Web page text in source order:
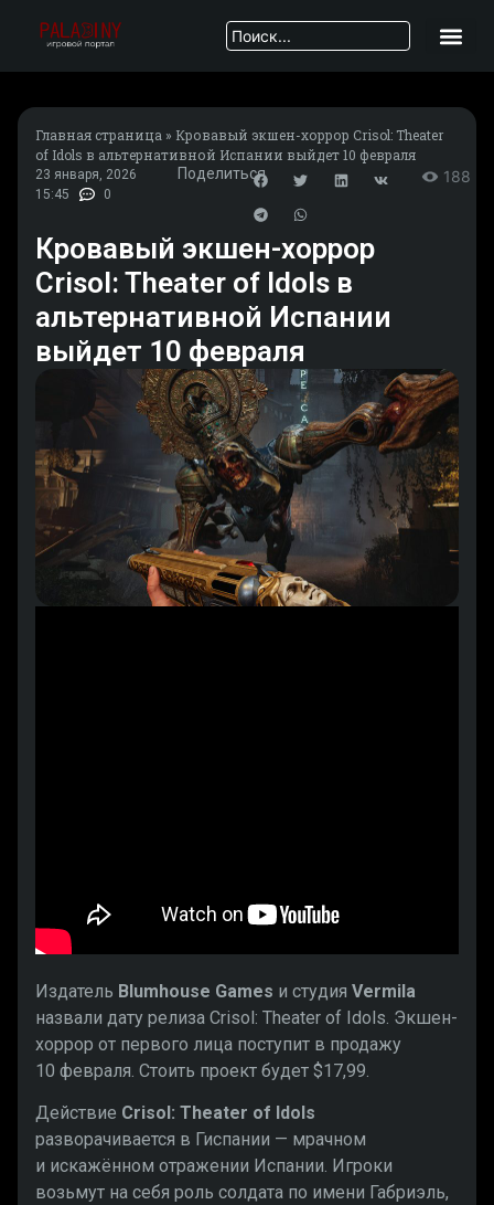
Главная страница » Кровавый экшен-хоррор Crisol: Theater
of Idols в альтернативной Испании выйдет 10 февраля
23 января, 2026
15:45
0
Поделиться 188
Кровавый экшен-хоррор
Crisol: Theater of Idols в
альтернативной Испании
выйдет 10 февраля
Издатель Blumhouse Games и студия Vermila
назвали дату релиза Crisol: Theater of Idols. Экшен-
хоррор от первого лица поступит в продажу
10 февраля. Стоить проект будет $17,99.
Действие Crisol: Theater of Idols
разворачивается в Гиспании — мрачном
и искажённом отражении Испании. Игроки
возьмут на себя роль солдата по имени Габриэль,